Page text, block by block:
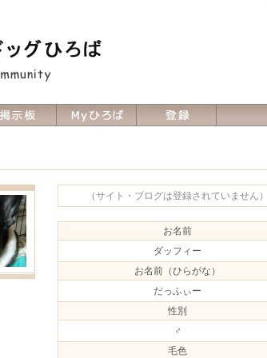
（サイト・ブログは登録されていません）
お名前
ダッフィー
お名前（ひらがな）
だっふぃー
性別
♂
毛色